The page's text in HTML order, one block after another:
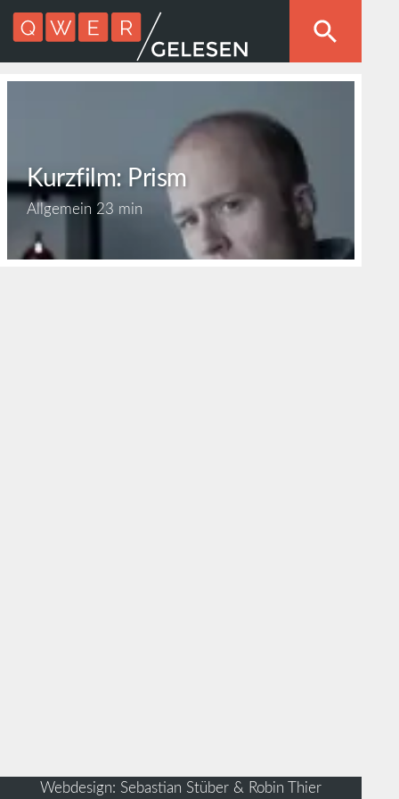
Kurzfilm: Prism
Allgemein 23 min
Webdesign: Sebastian Stüber & Robin Thier